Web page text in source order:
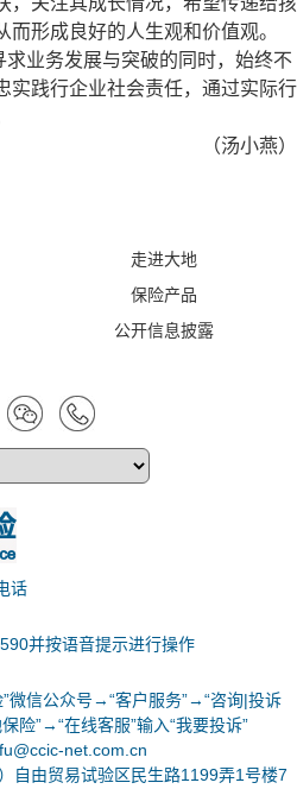
形成良好的人生观和价值观。
业务发展与突破的同时，始终不
实践行企业社会责任，通过实际行
（汤小燕）
走进大地
保险产品
公开信息披露
话
并按语音提示进行操作
”微信公众号→“客户服务”→“咨询|投诉
险”→“在线客服”输入“我要投诉”
net.com.cn
自由贸易试验区民生路1199弄1号楼7